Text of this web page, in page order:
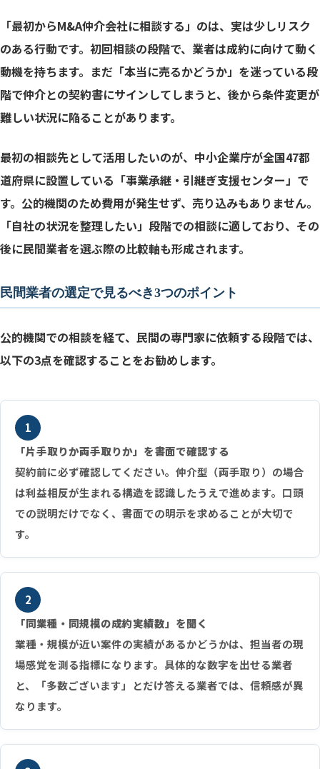
「最初からM&A仲介会社に相談する」のは、実は少しリスク
のある行動です。初回相談の段階で、業者は成約に向けて動く
動機を持ちます。まだ「本当に売るかどうか」を迷っている段
階で仲介との契約書にサインしてしまうと、後から条件変更が
難しい状況に陥ることがあります。
最初の相談先として活用したいのが、中小企業庁が全国47都
道府県に設置している「事業承継・引継ぎ支援センター」で
す。公的機関のため費用が発生せず、売り込みもありません。
「自社の状況を整理したい」段階での相談に適しており、その
後に民間業者を選ぶ際の比較軸も形成されます。
民間業者の選定で見るべき3つのポイント
公的機関での相談を経て、民間の専門家に依頼する段階では、
以下の3点を確認することをお勧めします。
1
「片手取りか両手取りか」を書面で確認する
契約前に必ず確認してください。仲介型（両手取り）の場合
は利益相反が生まれる構造を認識したうえで進めます。口頭
での説明だけでなく、書面での明示を求めることが大切で
す。
2
「同業種・同規模の成約実績数」を聞く
業種・規模が近い案件の実績があるかどうかは、担当者の現
場感覚を測る指標になります。具体的な数字を出せる業者
と、「多数ございます」とだけ答える業者では、信頼感が異
なります。